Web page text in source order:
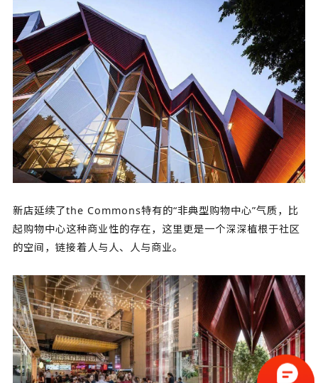
新店延续了the Commons特有的“非典型购物中心”气质，比
起购物中心这种商业性的存在，这里更是一个深深植根于社区
的空间，链接着人与人、人与商业。